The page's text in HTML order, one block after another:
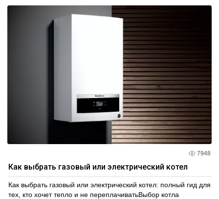
7948
Как выбрать газовый или электрический котел
Как выбрать газовый или электрический котел: полный гид для
тех, кто хочет тепло и не переплачиватьВыбор котла